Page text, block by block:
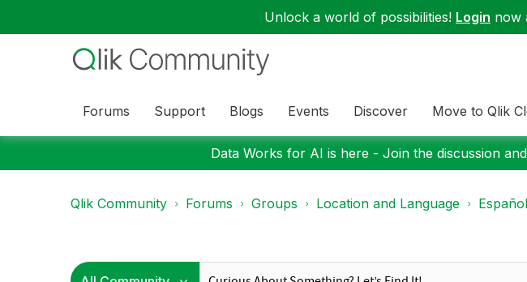
Unlock a world of possibilities! Login now
Forums Support Blogs Events Discover Move to Qlik
Data Works for AI is here - Join the discussion
Qlik Community Forums Groups Location and Language Español